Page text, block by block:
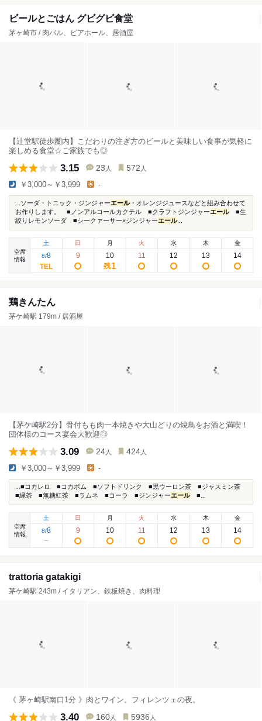
ビールとごはん グビグビ食堂
茅ヶ崎市 / 肉バル、ビアホール、居酒屋
【辻堂駅徒歩圏内】こだわりの注ぎ方のビールと美味しい食事が気軽に
楽しめる食堂☆ご家族でも◎
3.15 23 人 572 人
￥3,000～￥3,999 -
...ソーダ・トニック・ジンジャーエール・オレンジジュースなどと組み合わせて
お作りします。 ■ノンアルコールカクテル ■クラフトジンジャーエール■生
絞りレモンソーダ ■シークァーサー×ジンジャーエール...
空席
情報
土
8/8
日
9
月
10
残1
火
11
水
12
木
13
金
14
鶏きんたん
茅ケ崎駅 179m / 居酒屋
【茅ケ崎駅2分】骨付もも肉一本焼きや大山どりの焼鳥をお酒と満喫！
団体様のコース宴会大歓迎◎
3.09 24 人 424 人
￥3,000～￥3,999 -
...■コカレロ ■コカボム ■ソフトドリンク ■黒ウーロン茶 ■ジャスミン茶
■緑茶 ■無糖紅茶 ■ラムネ ■コーラ ■ジンジャーエール■...
空席
情報
土
8/8
日
9
月
10
火
11
水
12
木
13
金
14
trattoria gatakigi
茅ケ崎駅 243m / イタリアン、鉄板焼き、肉料理
《 茅ヶ崎駅南口1分 》肉とワイン。フィレンツェの夜。
3.40 160 人 5936 人